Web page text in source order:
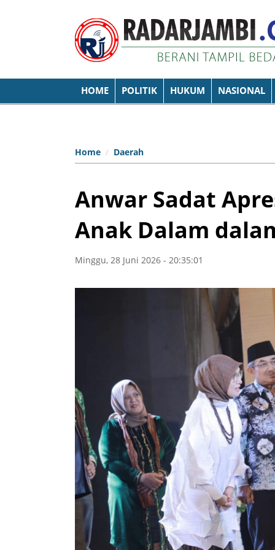
HOME POLITIK HUKUM NASIONAL
Home Daerah
Anwar Sadat
Anak Dalam
Minggu, 28 Juni 2026 - 20:35:01